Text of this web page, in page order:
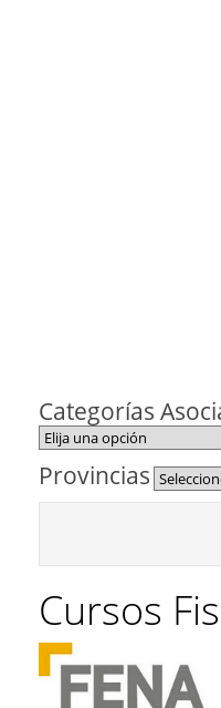
Categorías
Provincias
Cursos